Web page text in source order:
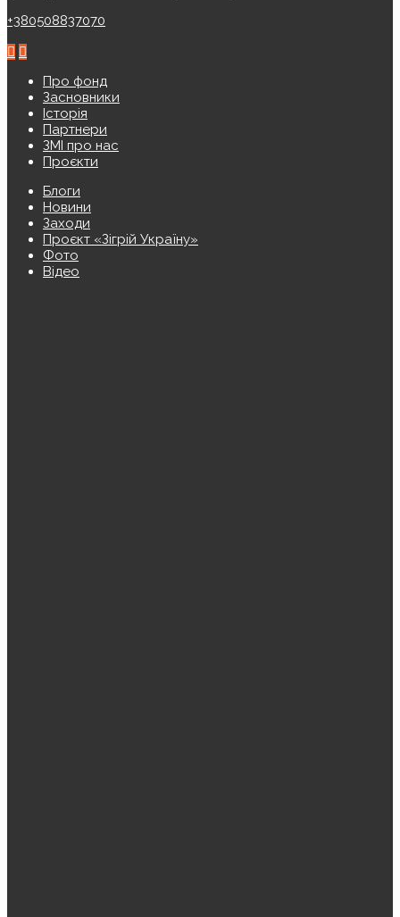
+380508837070
Про фонд
Засновники
Історія
Партнери
ЗМІ про нас
Проєкти
Блоги
Новини
Заходи
Проєкт «Зігрій Україну»
Фото
Відео